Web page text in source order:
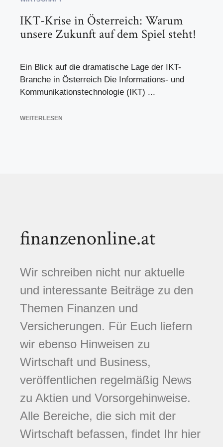
IKT-Krise in Österreich: Warum
unsere Zukunft auf dem Spiel steht!
Ein Blick auf die dramatische Lage der IKT-
Branche in Österreich Die Informations- und
Kommunikationstechnologie (IKT) ...
WEITERLESEN
finanzenonline.at
Wir schreiben nicht nur aktuelle
und interessante Beiträge zu den
Themen Finanzen und
Versicherungen. Für Euch liefern
wir ebenso Hinweisen zu
Wirtschaft und Business,
veröffentlichen regelmäßig News
zu Aktien und Vorsorgehinweise.
Alle Bereiche, die sich mit der
Wirtschaft befassen, findet Ihr hier